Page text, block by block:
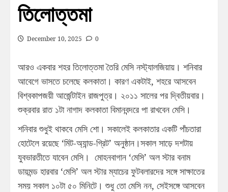
তিলোত্তমা
December 10, 2025 0
আরও একবার শহর তিলোত্তমা তৈরি মেসি নস্ট্যালজিয়ায়। শনিবার
আবেগে ভাসতে চলেছে কলকাতা। কারণ একটাই, শহরে আসবেন
বিশ্বকাপজয়ী আর্জেন্টাইন রাজপুত্র। ২০১১ সালের পর দ্বিতীয়বার।
শুক্রবার রাত ১টা নাগাদ কলকাতা বিমানবন্দরে পা রাখবেন মেসি।
শনিবার শুধুই থাকবে মেসি শো। সকালেই কলকাতার একটি পাঁচতারা
হোটেলে রয়েছে ‘মিট-অ্যান্ড-গ্রিট’ অনুষ্ঠান।সকাল সাড়ে দশটায়
যুবভারতীতে যাবেন মেসি। মোহনবাগান ‘মেসি’ অল স্টার বনাম
ডায়মন্ড হারবার ‘মেসি’ অল স্টার ম্যাচের ফুটবলারদের সঙ্গে সাক্ষাতের
সময় সকাল ১০টা ৫০ মিনিটে। শুধু তো মেসি নন, সেইসঙ্গে আসবেন